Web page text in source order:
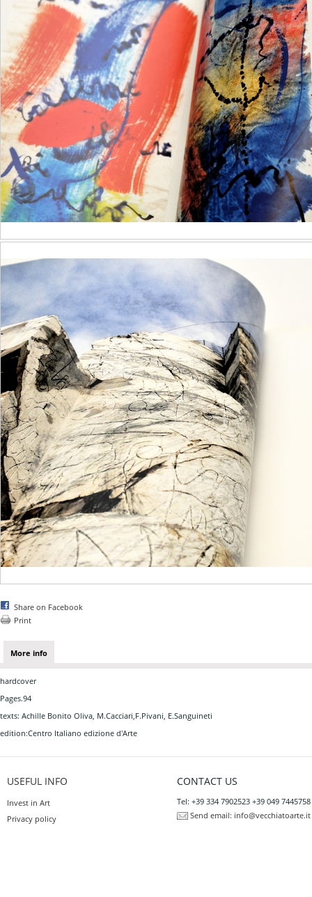
Share on Facebook
Print
More info
hardcover
Pages.94
texts: Achille Bonito Oliva, M.Cacciari,F.Pivani, E.Sanguineti
edition:Centro Italiano edizione d'Arte
USEFUL INFO
Invest in Art
Privacy policy
CONTACT US
Tel: +39 334 7902523 +39 049 7445758
Send email: info@vecchiatoarte.it